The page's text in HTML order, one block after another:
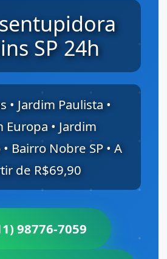
SP 24h
• Jardim Paulista •
Europa • Jardim
Bairro Nobre SP • A
de R$69,90
98776-7059